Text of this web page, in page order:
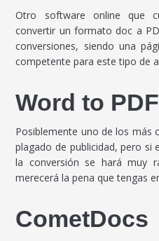
Otro software online que
convertir un formato doc a
conversiones, siendo una
competente para este tipo de
Word to
Posiblemente uno de los más
plagado de publicidad, pero si
la conversión se hará muy
merecerá la pena que tengas
CometDocs